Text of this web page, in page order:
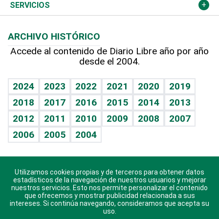
Resto del mundo
Economía personal
Podcast Arte Libre
Hablando con el pediatra
Vida y familia
Eñe
Celebrando la vida
Sin complejos
En pocas palabras
Escuchando al corazón
Economía Personal
Más deportes
Línea de hit
TBT Deportivo
Columnistas
Cambio climático
Opinión
Hecho en casa
Guía del dinero
SERVICIOS
Cumpleaños
Horóscopos
Crucigramas
ARCHIVO HISTÓRICO
Accede al contenido de Diario Libre año por año
desde el 2004.
2024 2023 2022 2021 2020
2019
2018
2017 2016 2015 2014
2013
2012
2011 2010 2009 2008
2007
2006
2005 2004
Descarga nuestras aplicaciones para Android, iOS y
sistema Huawei.
Utilizamos cookies propias y de terceros para obtener datos
estadísticos de la navegación de nuestros usuarios y mejorar
nuestros servicios. Esto nos permite personalizar el contenido
que ofrecemos y mostrar publicidad relacionada a sus
intereses. Si continúa navegando, consideramos que acepta su
uso.